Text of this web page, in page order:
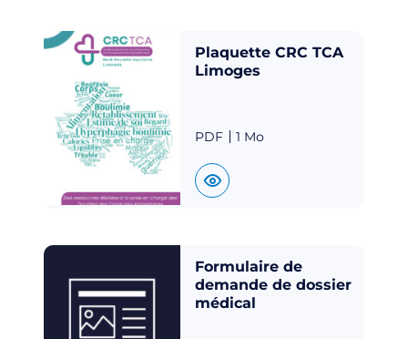
h
Plaquette CRC TCA
Limoges
PDF 1 Mo
Formulaire de
demande de dossier
médical